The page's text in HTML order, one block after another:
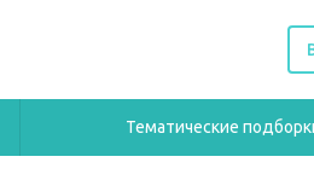
Тематические